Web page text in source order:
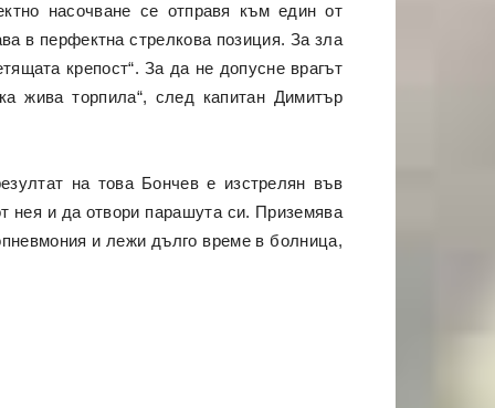
насочване се отправя към един от
в перфектна стрелкова позиция. За зла
крепост“. За да не допусне врагът
жива торпила“, след капитан Димитър
на това Бончев е изстрелян във
нея и да отвори парашута си. Приземява
и лежи дълго време в болница,